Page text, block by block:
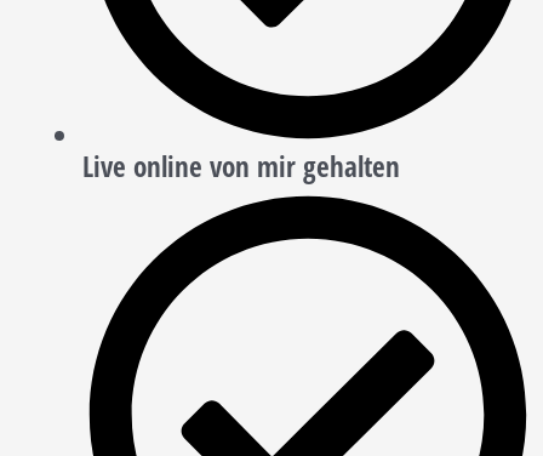
Live online von mir gehalten